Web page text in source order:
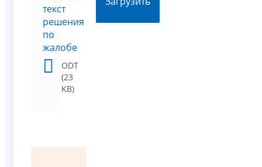
текст
решения
по
жалобе
ODT
(23
KB)